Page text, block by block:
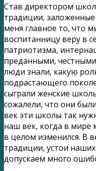
Став директором
традиции,
меня главное то, что
воспитанницу веру в
патриотизма,
преданными,
люди знали, какую
подрастающего
сыграли женские
сожалели, что они
век эти школы так
наш век, когда в мире
в целом изменился. В
традиции, устои
допускаем много